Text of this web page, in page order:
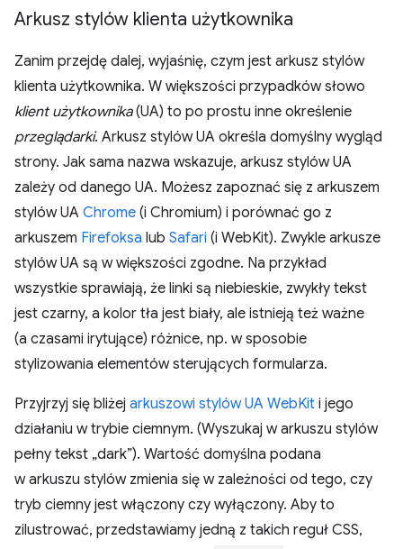
Arkusz stylów klienta użytkownika
Zanim przejdę dalej, wyjaśnię, czym jest arkusz stylów
klienta użytkownika. W większości przypadków słowo
klient użytkownika(UA) to po prostu inne określenie
przeglądarki. Arkusz stylów UA określa domyślny wygląd
strony. Jak sama nazwa wskazuje, arkusz stylów UA
zależy od danego UA. Możesz zapoznać się z arkuszem
stylów UA Chrome (i Chromium) i porównać go z
arkuszem Firefoksa lub Safari (i WebKit). Zwykle arkusze
stylów UA są w większości zgodne. Na przykład
wszystkie sprawiają, że linki są niebieskie, zwykły tekst
jest czarny, a kolor tła jest biały, ale istnieją też ważne
(a czasami irytujące) różnice, np. w sposobie
stylizowania elementów sterujących formularza.
Przyjrzyj się bliżej arkuszowi stylów UA WebKit i jego
działaniu w trybie ciemnym. (Wyszukaj w arkuszu stylów
pełny tekst „dark”). Wartość domyślna podana
w arkuszu stylów zmienia się w zależności od tego, czy
tryb ciemny jest włączony czy wyłączony. Aby to
zilustrować, przedstawiamy jedną z takich reguł CSS,